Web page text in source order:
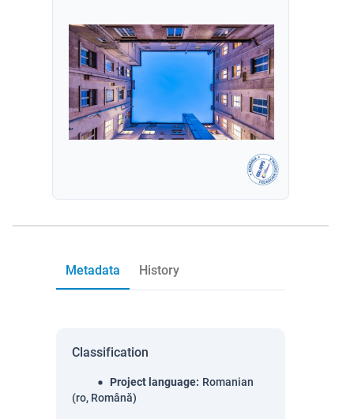
Metadata History
Classification
Project language: Romanian
(ro, Română)